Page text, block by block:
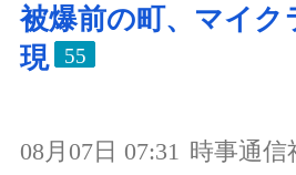
被爆前の町、マイク
現
55
08月07日 07:31 時事通信